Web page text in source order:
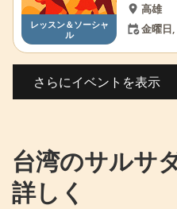
レッスン＆ソーシャ
ル
高雄
金曜日
さらにイベントを表示
台湾のサルサ
詳しく